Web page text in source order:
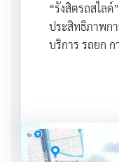
“รังสิตรถสไล
ประสิทธิภาพก
บริการ รถยก